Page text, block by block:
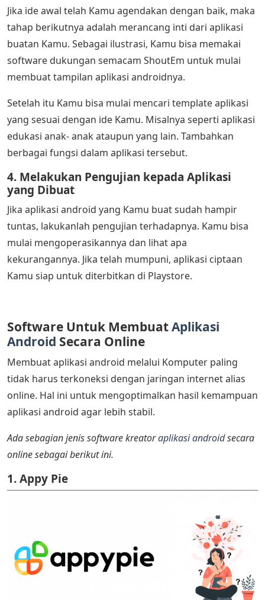
Jika ide awal telah Kamu agendakan dengan baik, maka
tahap berikutnya adalah merancang inti dari aplikasi
buatan Kamu. Sebagai ilustrasi, Kamu bisa memakai
software dukungan semacam ShoutEm untuk mulai
membuat tampilan aplikasi androidnya.
Setelah itu Kamu bisa mulai mencari template aplikasi
yang sesuai dengan ide Kamu. Misalnya seperti aplikasi
edukasi anak- anak ataupun yang lain. Tambahkan
berbagai fungsi dalam aplikasi tersebut.
4. Melakukan Pengujian kepada Aplikasi
yang Dibuat
Jika aplikasi android yang Kamu buat sudah hampir
tuntas, lakukanlah pengujian terhadapnya. Kamu bisa
mulai mengoperasikannya dan lihat apa
kekurangannya. Jika telah mumpuni, aplikasi ciptaan
Kamu siap untuk diterbitkan di Playstore.
Software Untuk MembuatAplikasi
Android Secara Online
Membuat aplikasi android melalui Komputer paling
tidak harus terkoneksi dengan jaringan internet alias
online. Hal ini untuk mengoptimalkan hasil kemampuan
aplikasi android agar lebih stabil.
Ada sebagian jenis software kreatoraplikasi androidsecara
online sebagai berikut ini.
1. Appy Pie